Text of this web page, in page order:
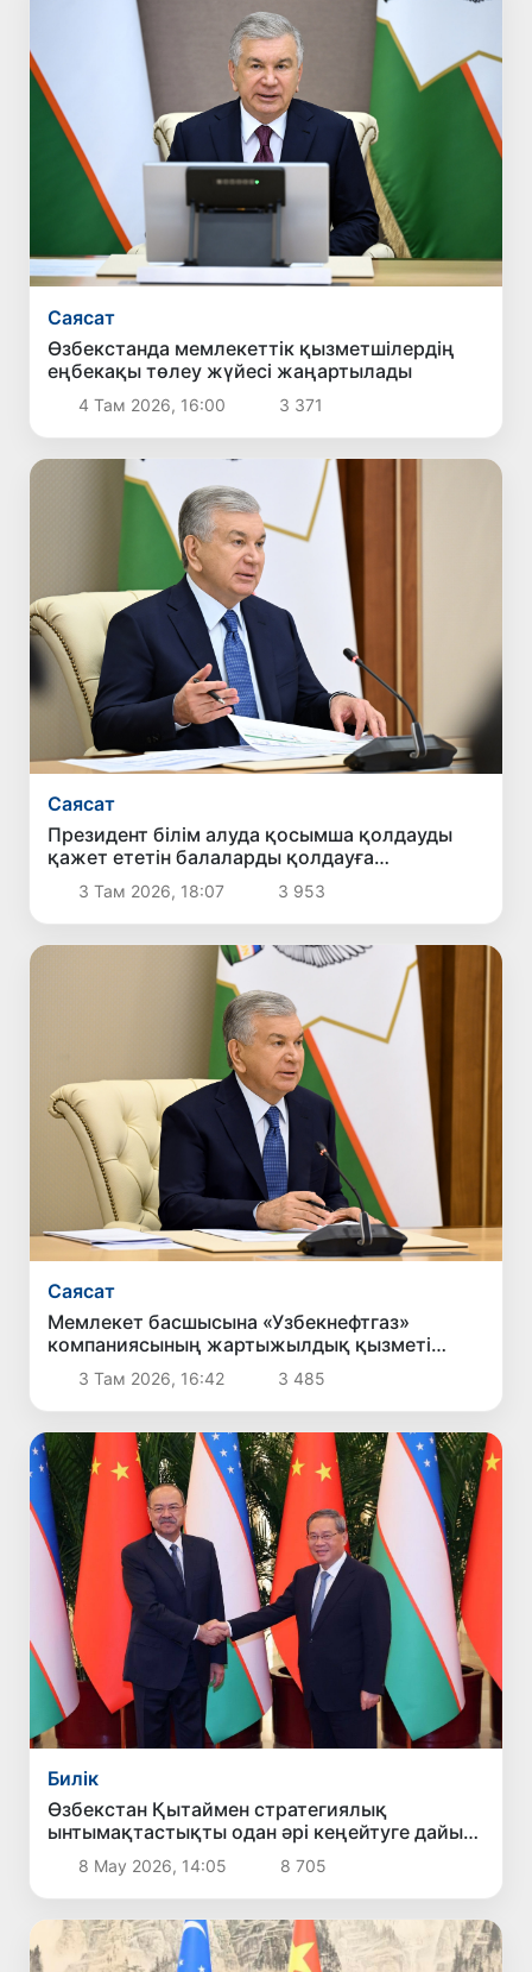
Саясат
Өзбекстанда мемлекеттік қызметшілердің
еңбекақы төлеу жүйесі жаңартылады
4 Там 2026, 16:00 3 371
Саясат
Президент білім алуда қосымша қолдауды
қажет ететін балаларды қолдауға
бағытталған ұсыныстармен танысты
3 Там 2026, 18:07 3 953
Саясат
Мемлекет басшысына «Узбекнефтгаз»
компаниясының жартыжылдық қызметі
туралы есеп берілді
3 Там 2026, 16:42 3 485
Билік
Өзбекстан Қытаймен стратегиялық
ынтымақтастықты одан әрі кеңейтуге дайын
екенін мәлімдеді
8 Мау 2026, 14:05 8 705